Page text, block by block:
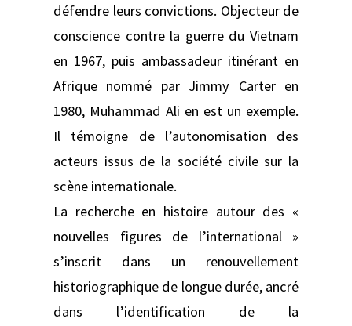
défendre leurs convictions. Objecteur de
conscience contre la guerre du Vietnam
en 1967, puis ambassadeur itinérant en
Afrique nommé par Jimmy Carter en
1980, Muhammad Ali en est un exemple.
Il témoigne de l’autonomisation des
acteurs issus de la société civile sur la
scène internationale.
La recherche en histoire autour des «
nouvelles figures de l’international »
s’inscrit dans un renouvellement
historiographique de longue durée, ancré
dans l’identification de la